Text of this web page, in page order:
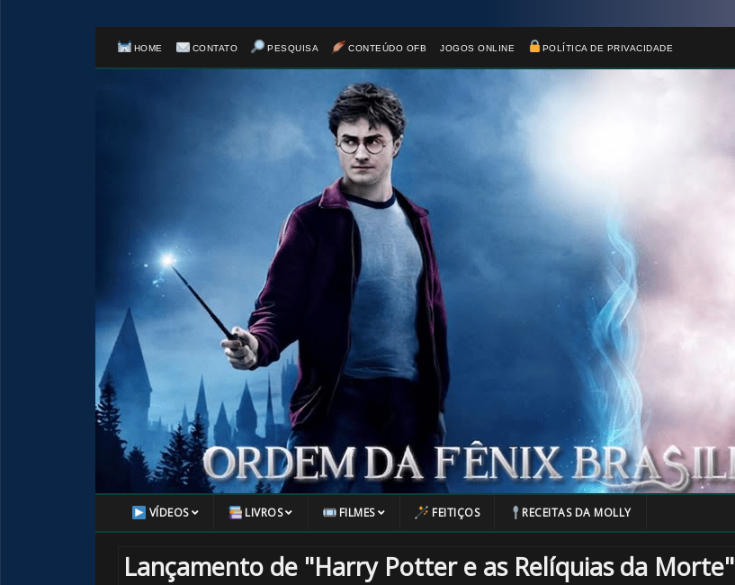
HOME CONTATO PESQUISA CONTEÚDO OFB JOGOS ONLINE POLÍTICA DE PRIVACIDADE
VÍDEOS LIVROS FILMES FEITIÇOS RECEITAS DA MOLLY
Lançamento de "Harry Potter e as Relíquias da Morte"